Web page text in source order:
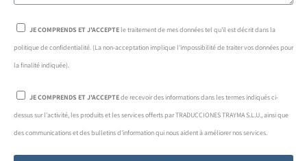
JE COMPRENDS ET J'ACCEPTE le traitement de mes données tel qu'il est décrit dans la
politique de confidentialité. (La non-acceptation implique l'impossibilité de traiter vos données pour
la finalité indiquée).
JE COMPRENDS ET J'ACCEPTEde recevoir des informations dans les termes indiqués ci-
dessus sur l'activité, les produits et les services offerts par TRADUCCIONES TRAYMA S.L.U., ainsi que
des communications et des bulletins d'information qui nous aident à améliorer nos services.